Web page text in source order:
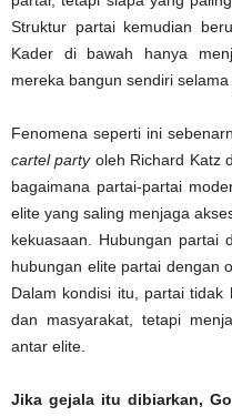
Struktur partai kemudian
Kader di bawah hanya
mereka bangun sendiri
Fenomena seperti ini
cartel partyoleh Richard Katz
bagaimana partai-partai
elite yang saling menjaga
kekuasaan. Hubungan partai
hubungan elite partai dengan
Dalam kondisi itu, partai
dan masyarakat, tetapi
antar elite.
Jika gejala itu dibiarkan,